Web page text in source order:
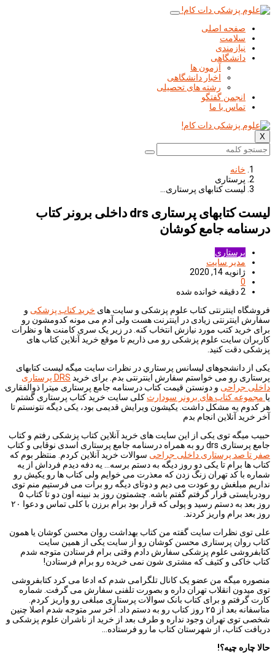
صفحه اصلی
سلامت
نیازمندی
دانشگاهی
آزمون ها
اخبار دانشگاهی
رشته های تحصیلی
انجمن گفتگو
تماس با ما
X
خانه
پرستاری
لیست کتابهای پرستاری…
لیست کتابهای پرستاری drs داخلی برونر کتاب
درسنامه جامع کوشان
پرستاری
مدیر سایت
ژانویه 14, 2020
0
2 دقیقه خوانده شده
فروشگاه اینترنتی کتاب علوم پزشکی و سایت های خرید کتاب پزشکی و
سفارش اینترنتی زیادی در اینترنت هست ولی آدم می مونه کدومشون رو
برای خرید کتب مورد نیازش انتخاب کنه. در زیر یک سری کامنت ها و نظرات
کاربران سایت علوم پزشکی رو می ذاریم تا موقع خرید آنلاین کتاب های
پزشکی دقت کنید.
یکی از دانشجوهای لیسانس پرستاري در نظرات سایت میگه لیست کتابهای
پرستاری رو می خواستم سفارش اینترنتی بدم. برای خرید
DRS پرستاری
داخلی جراحی و دونستن قیمت کتاب درسنامه جامع پرستاری میترا ذوالفقاری
یا مجموعه کتاب های برونر سودارث کلی سایت خرید کتاب پرستاری گشتم
هر کدوم یه مشکل داشت. یکیشون ویرایش قدیمی بود، یکی دیگه نتونستم تا
آخر خرید آنلاین انجام بدم
حبیب میگه توی یکی از این سایت های خرید آنلاین کتاب پزشکی رفتم و کتاب
جامع پرستاری drs رو به همراه درسنامه جامع پرستاری اسدی نوقابی و کتاب
صفر تا صد پرستاری داخلی جراحی سوالات خرید آنلاین کردم. منتظر بوم که
کتاب ها برام تا یکی دو روز دیگه به دستم برسه… یه دفه دیدم فرداش از یه
شماره با کد تهران زنگ زدن که معذرت می خوایم ولی کتاب ها رو یکیش رو
نداریم مبلغش رو عودت می دیم و دوتای دیگه رو برات می فرستیم منم توی
رودربایستی قرار گرفتم گفتم باشه. چشمتون روز بد نبینه اون دو تا کتاب ۵
روز بعد به دستم رسید و پولی که قرار بود برام برزن با کلی تماس و دعوا ۲۰
روز بعد برام واریز کردند.
علی توی نظرات سایت گفته من کتاب بهداشت روان محسن کوشان یا همون
کتاب روان پرستاری محسن کوشان رو از سایت یکی از همین سایت
کتابفروشی علوم پزشکی سفارش دادم وقتی برام فرستادن متوجه شدم
کتاب خاکی و کثیف که مشتری شون نمی خریده رو برام فرستادن!
منصوره میگه من عضو یک کانال تلگرامی شدم که ادعا می کرد کتابفروشی
توی میدون انقلاب تهران داره و بصورت تلفنی سفارش می گرفت. شماره
کارت گرفتم و برای کتاب بانک سوالات پرستاری مبلغی رو واریز کردم.
متاسفانه بعد از ۲۵ روز کتاب رو به دستم داد. آخر سر متوجه شدم اصلا چنین
شخصی توی تهران وجود نداره و طرف بعد از خرید از ناشران علوم پزشکی و
دریافت کتاب، از شهرستان کتاب ما رو فرستاده…
حالا چاره چیه؟!